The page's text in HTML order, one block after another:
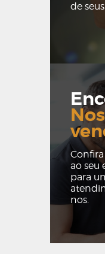
de
ao seu
para
nos.